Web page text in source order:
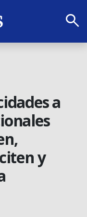
search
a
y